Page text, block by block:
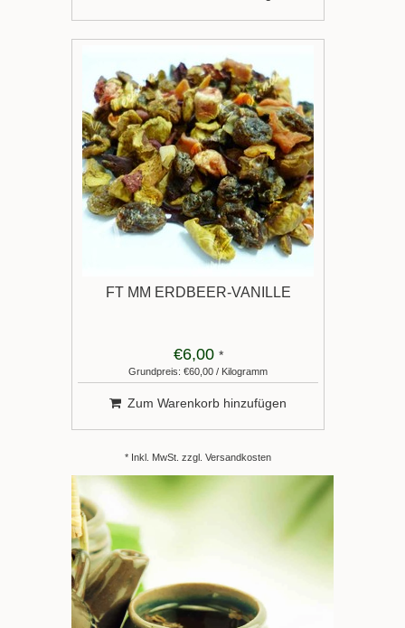
FT MM ERDBEER-VANILLE
€6,00 *
Grundpreis: €60,00 / Kilogramm
Zum Warenkorb hinzufügen
* Inkl. MwSt. zzgl. Versandkosten